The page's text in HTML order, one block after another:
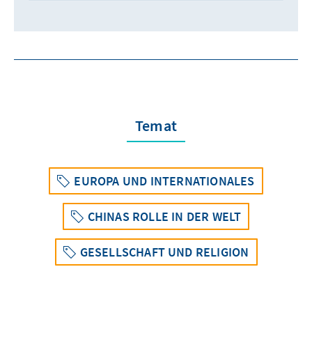
Temat
EUROPA UND INTERNATIONALES
CHINAS ROLLE IN DER WELT
GESELLSCHAFT UND RELIGION